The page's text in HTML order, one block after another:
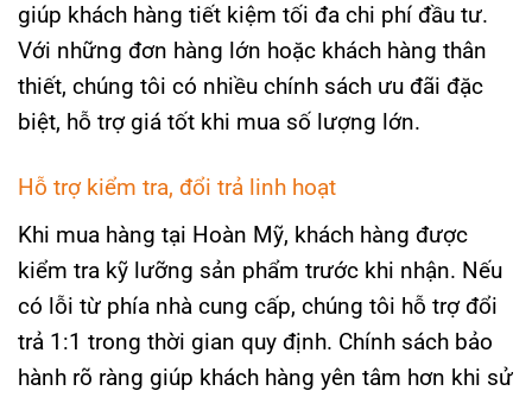
giúp khách hàng tiết kiệm tối đa chi phí đầu tư.
Với những đơn hàng lớn hoặc khách hàng thân
thiết, chúng tôi có nhiều chính sách ưu đãi đặc
biệt, hỗ trợ giá tốt khi mua số lượng lớn.
Hỗ trợ kiểm tra, đổi trả linh hoạt
Khi mua hàng tại Hoàn Mỹ, khách hàng được
kiểm tra kỹ lưỡng sản phẩm trước khi nhận. Nếu
có lỗi từ phía nhà cung cấp, chúng tôi hỗ trợ đổi
trả 1:1 trong thời gian quy định. Chính sách bảo
hành rõ ràng giúp khách hàng yên tâm hơn khi sử